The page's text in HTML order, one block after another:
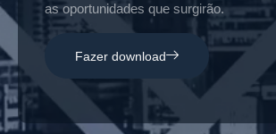
as oportunidades que surgirão.
Fazer download